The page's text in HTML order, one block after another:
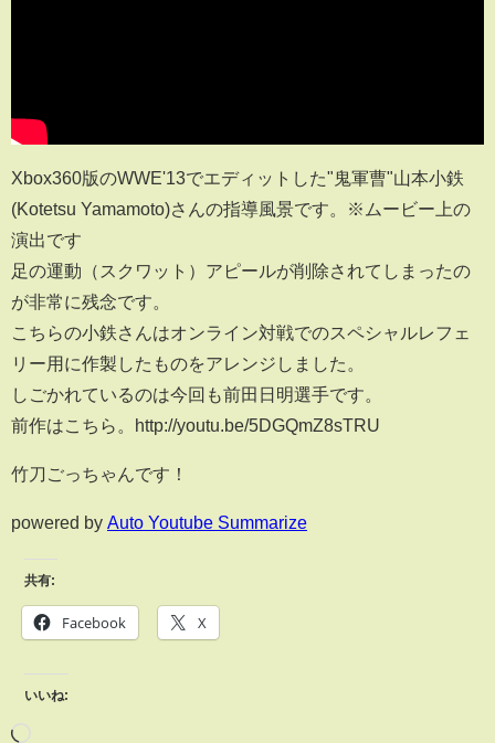
Xbox360版のWWE'13でエディットした"鬼軍曹"山本小鉄
(Kotetsu Yamamoto)さんの指導風景です。※ムービー上の
演出です
足の運動（スクワット）アピールが削除されてしまったの
が非常に残念です。
こちらの小鉄さんはオンライン対戦でのスペシャルレフェ
リー用に作製したものをアレンジしました。
しごかれているのは今回も前田日明選手です。
前作はこちら。http://youtu.be/5DGQmZ8sTRU
竹刀ごっちゃんです！
powered by Auto Youtube Summarize
共有:
Facebook X
いいね: